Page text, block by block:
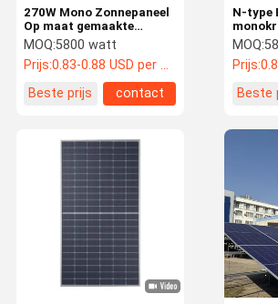
N-type
MOQ:
Prijs:
Beste
270W Mono Zonnepaneel
Op maat gemaakte
Topcon 60 Cell Zonne
module OEM
MOQ:5800 watt
Prijs:0.83-0.88 USD per watt
Beste prijs
contact